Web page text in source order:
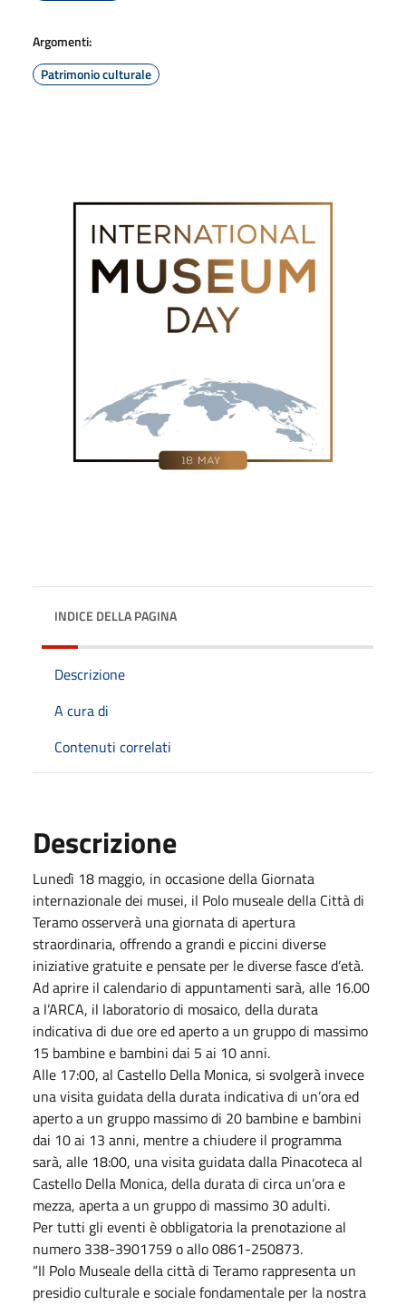
Argomenti:
Patrimonio culturale
INDICE DELLA PAGINA
Descrizione
A cura di
Contenuti correlati
Descrizione
Lunedì 18 maggio, in occasione della Giornata
internazionale dei musei, il Polo museale della Città di
Teramo osserverà una giornata di apertura
straordinaria, offrendo a grandi e piccini diverse
iniziative gratuite e pensate per le diverse fasce d’età.
Ad aprire il calendario di appuntamenti sarà, alle 16.00
a l’ARCA, il laboratorio di mosaico, della durata
indicativa di due ore ed aperto a un gruppo di massimo
15 bambine e bambini dai 5 ai 10 anni.
Alle 17:00, al Castello Della Monica, si svolgerà invece
una visita guidata della durata indicativa di un’ora ed
aperto a un gruppo massimo di 20 bambine e bambini
dai 10 ai 13 anni, mentre a chiudere il programma
sarà, alle 18:00, una visita guidata dalla Pinacoteca al
Castello Della Monica, della durata di circa un’ora e
mezza, aperta a un gruppo di massimo 30 adulti.
Per tutti gli eventi è obbligatoria la prenotazione al
numero 338-3901759 o allo 0861-250873.
“Il Polo Museale della città di Teramo rappresenta un
presidio culturale e sociale fondamentale per la nostra